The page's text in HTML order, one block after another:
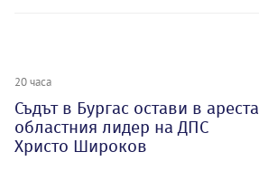
20 часа
Съдът в Бургас остави в ареста
областния лидер на ДПС
Христо Широков